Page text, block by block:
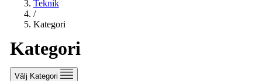
Teknik
/
Kategori
Kategori
Välj Kategori